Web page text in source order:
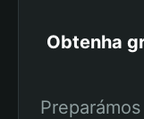
Obtenha